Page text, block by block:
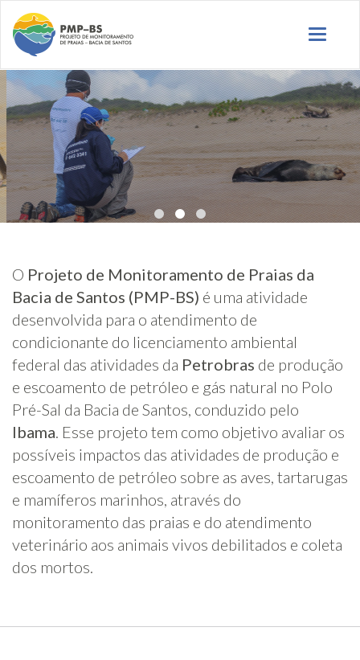
O Projeto de Monitoramento de Praias da
Bacia de Santos (PMP-BS) é uma atividade
desenvolvida para o atendimento de
condicionante do licenciamento ambiental
federal das atividades da Petrobras de produção
e escoamento de petróleo e gás natural no Polo
Pré-Sal da Bacia de Santos, conduzido pelo
Ibama. Esse projeto tem como objetivo avaliar os
possíveis impactos das atividades de produção e
escoamento de petróleo sobre as aves, tartarugas
e mamíferos marinhos, através do
monitoramento das praias e do atendimento
veterinário aos animais vivos debilitados e coleta
dos mortos.